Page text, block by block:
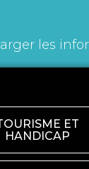
les
ET
HANDICAP